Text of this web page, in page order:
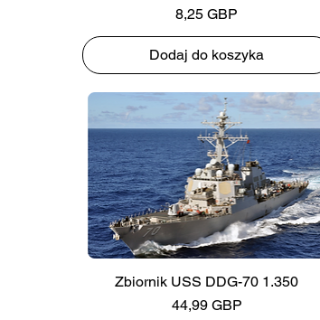
Cena
8,25 GBP
Dodaj do koszyka
Zbiornik USS DDG-70 1.350
Cena
44,99 GBP